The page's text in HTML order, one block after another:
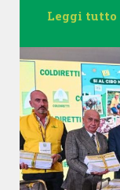
Leggi tutto